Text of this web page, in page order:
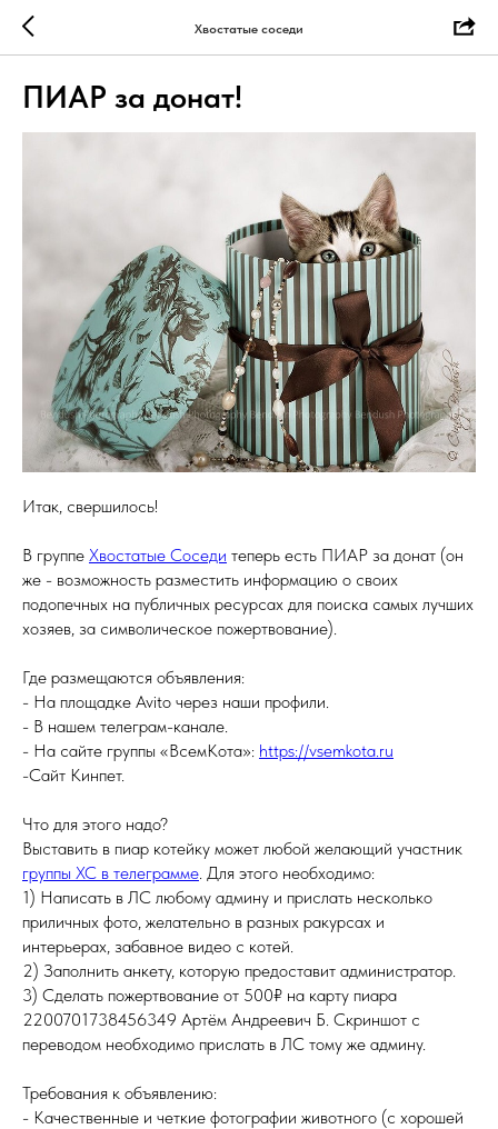
Хвостатые соседи
ПИАР за донат!
Итак, свершилось!
В группе Хвостатые Соседи теперь есть ПИАР за донат (он
же - возможность разместить информацию о своих
подопечных на публичных ресурсах для поиска самых лучших
хозяев, за символическое пожертвование).
Где размещаются объявления:
- На площадке Avito через наши профили.
- В нашем телеграм-канале.
- На сайте группы «ВсемКота»: https://vsemkota.ru
-Сайт Кинпет.
Что для этого надо?
Выставить в пиар котейку может любой желающий участник
группы ХС в телеграмме. Для этого необходимо:
1) Написать в ЛС любому админу и прислать несколько
приличных фото, желательно в разных ракурсах и
интерьерах, забавное видео с котей.
2) Заполнить анкету, которую предоставит администратор.
3) Сделать пожертвование от 500₽ на карту пиара
2200701738456349 Артём Андреевич Б. Скриншот с
переводом необходимо прислать в ЛС тому же админу.
Требования к объявлению:
- Качественные и четкие фотографии животного (с хорошей